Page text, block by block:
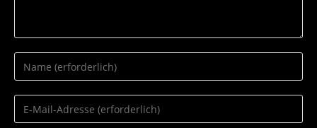
Gib
deinen
Namen
oder
Gib
deine